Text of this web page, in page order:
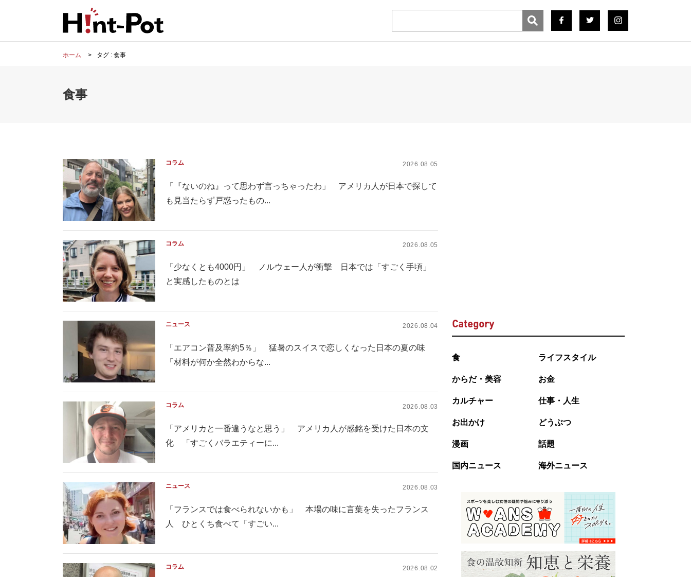
ホーム タグ : 食事
食事
コラム 2026.08.05
「『ないのね』って思わず言っちゃったわ」 アメリカ人が日本で探して
も見当たらず戸惑ったもの...
コラム 2026.08.05
「少なくとも4000円」 ノルウェー人が衝撃 日本では「すごく手頃」
と実感したものとは
ニュース 2026.08.04
「エアコン普及率約5％」 猛暑のスイスで恋しくなった日本の夏の味
「材料が何か全然わからな...
コラム 2026.08.03
「アメリカと一番違うなと思う」 アメリカ人が感銘を受けた日本の文
化 「すごくバラエティーに...
ニュース 2026.08.03
「フランスでは食べられないかも」 本場の味に言葉を失ったフランス
人 ひとくち食べて「すごい...
コラム 2026.08.02
Category
食 ライフスタイル
からだ・美容 お金
カルチャー 仕事・人生
お出かけ どうぶつ
漫画 話題
国内ニュース 海外ニュース